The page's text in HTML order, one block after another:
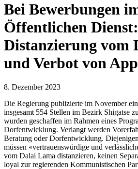
Bei Bewerbungen
Öffentlichen Dienst:
Distanzierung vom
und Verbot von
8. Dezember 2023
Die Regierung publizierte im November
insgesamt 554 Stellen im Bezirk Shigatse
wurden geschaffen im Rahmen eines
Dorfentwicklung. Verlangt werden
Beratung oder Dorfentwicklung.
müssen «vertrauenswürdige und
vom Dalai Lama distanzieren, keinen
loyal zur regierenden Kommunistischen